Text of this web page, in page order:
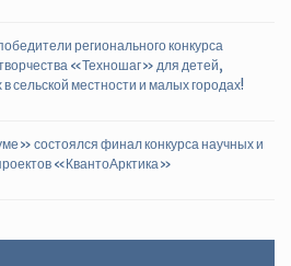
регионального конкурса
«Техношаг» для детей,
сельской местности и малых городах!
состоялся финал конкурса научных и
«КвантоАрктика»